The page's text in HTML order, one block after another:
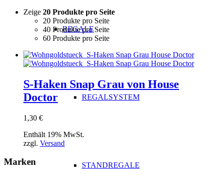
REGALE
REGALSYSTEM
STANDREGALE
Zeige 20 Produkte pro Seite
20 Produkte pro Seite
40 Produkte pro Seite
60 Produkte pro Seite
S-Haken Snap Grau von House
Doctor
1,30 €
Enthält 19% MwSt.
zzgl. Versand
Marken